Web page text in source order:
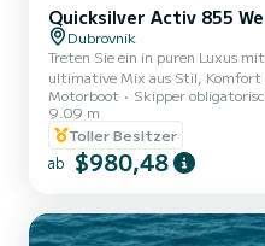
Dubrovnik
Treten Sie ein in puren Luxus
ultimative Mix aus Stil, Komfort
Gäste an einem Tagesausflug
Schönheit Ihr Ticket für eine
atemberaubenden Adria. Angedockt in Dubrovnik - der Kronjuwel
des südlichen Kroatiens - passt
historischen Charme und der
Motorboot Skipper
9.09 m
Toller Besitzer
ab $980,48